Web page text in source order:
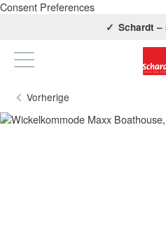
Consent Preferences
KOSTENFREIE LIEFERUNG
Schardt –
Vorherige